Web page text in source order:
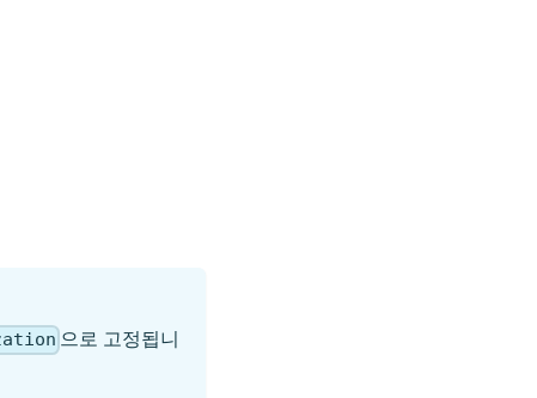
으로 고정됩니